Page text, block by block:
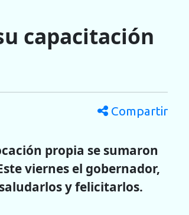
capacitación
Compartir
propia se sumaron
viernes el gobernador,
y felicitarlos.